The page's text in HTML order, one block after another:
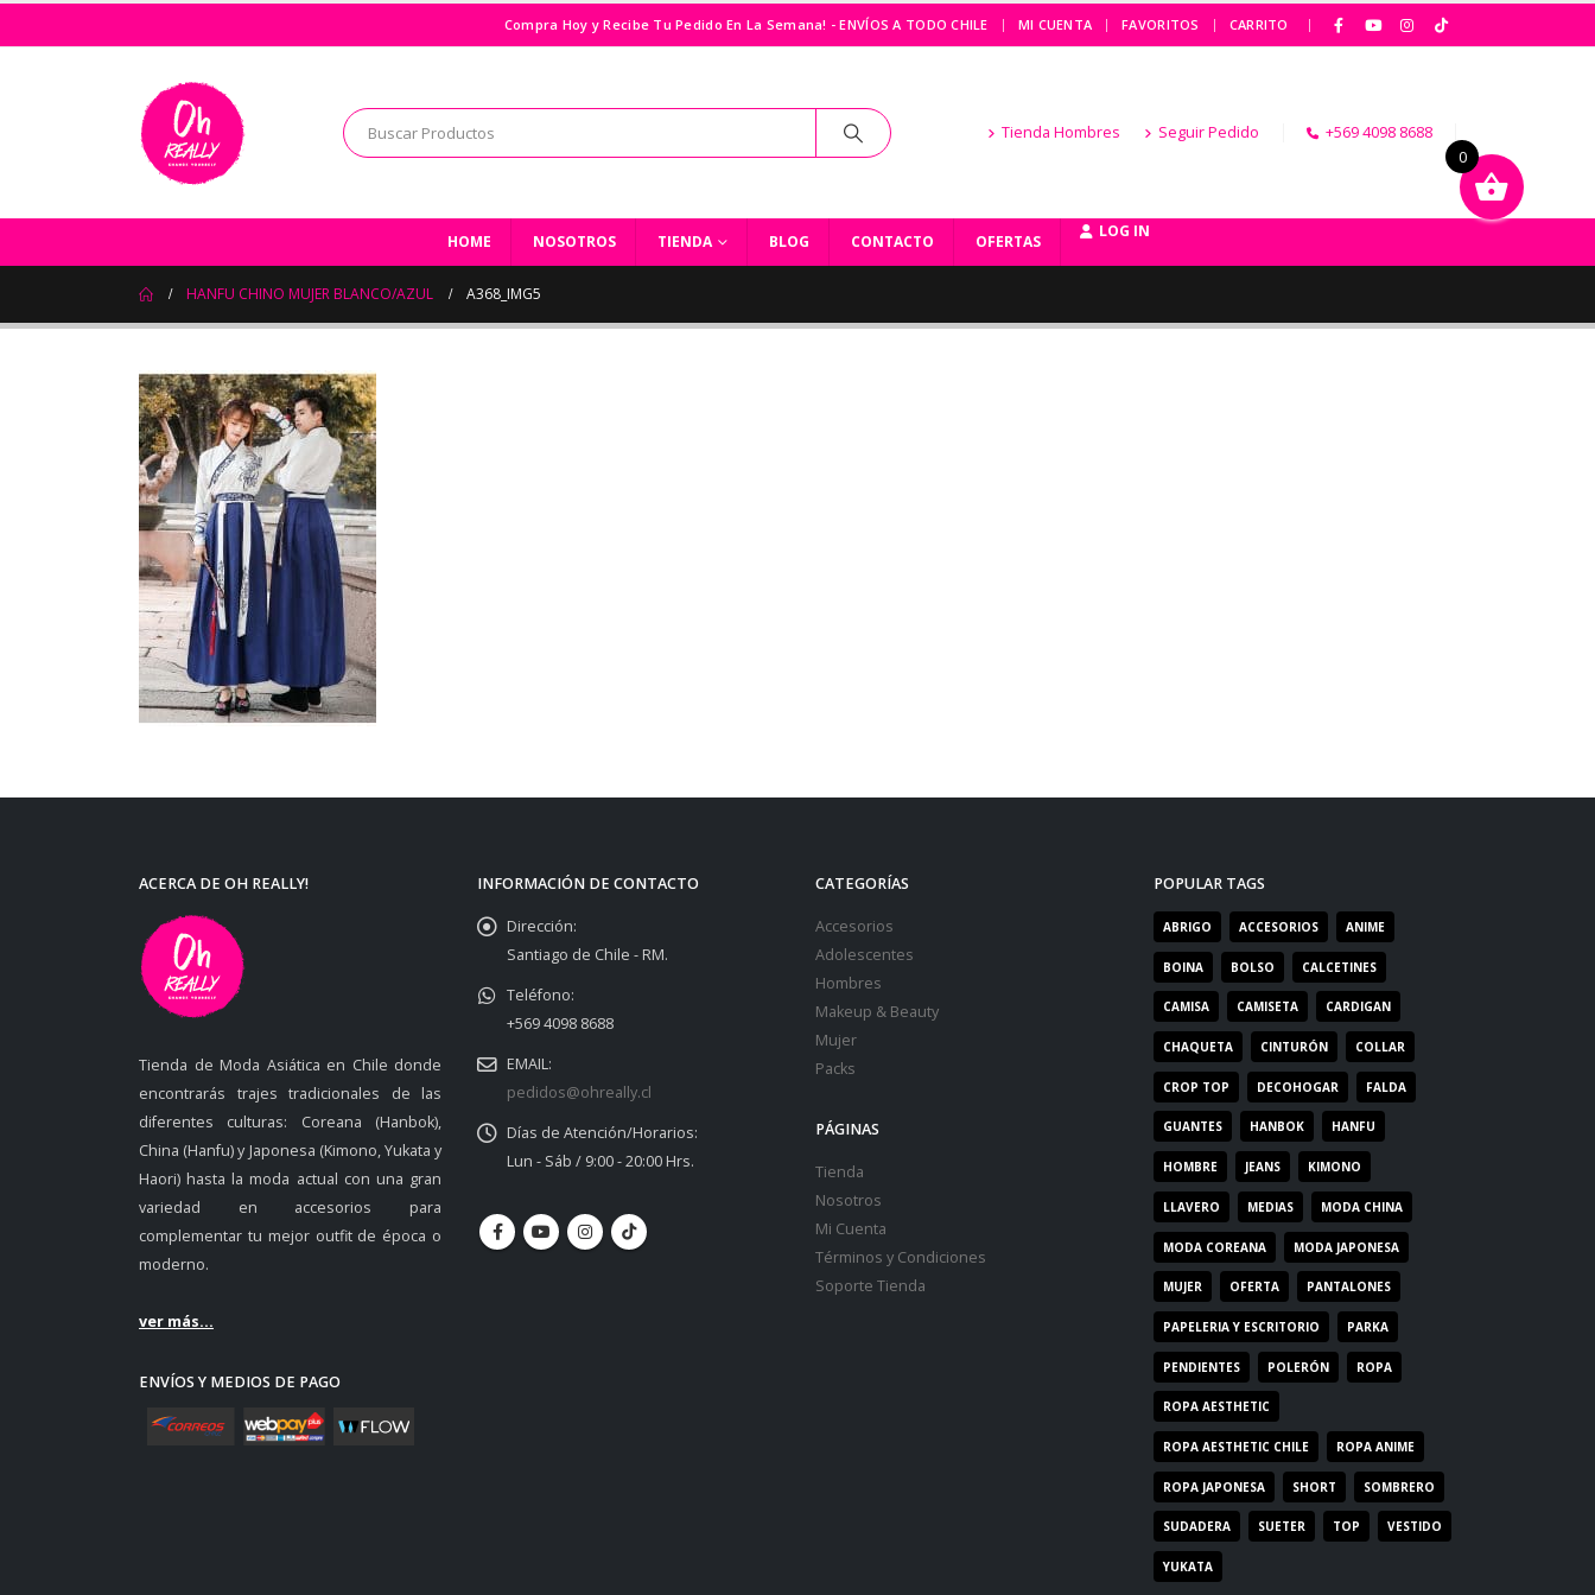
Compra Hoy y Recibe Tu Pedido En La Semana! - ENVÍOS A TODO CHILE | MI CUENTA FAVORITOS CARRITO |
Tienda Hombres Seguir Pedido +569 4098 8688
HOME NOSOTROS TIENDA BLOG CONTACTO OFERTAS
LOG IN
HANFU CHINO MUJER BLANCO/AZUL A368_IMG5
ACERCA DE OH REALLY!
Tienda de Moda Asiática en Chile donde
encontrarás trajes tradicionales de las
diferentes culturas: Coreana (Hanbok),
China (Hanfu) y Japonesa (Kimono, Yukata y
Haori) hasta la moda actual con una gran
variedad en accesorios para
complementar tu mejor outfit de época o
moderno.
ver más...
ENVÍOS Y MEDIOS DE PAGO
INFORMACIÓN DE CONTACTO
Dirección:
Santiago de Chile - RM.
Teléfono:
+569 4098 8688
EMAIL:
pedidos@ohreally.cl
Días de Atención/Horarios:
Lun - Sáb / 9:00 - 20:00 Hrs.
CATEGORÍAS
Accesorios
Adolescentes
Hombres
Makeup & Beauty
Mujer
Packs
PÁGINAS
Tienda
Nosotros
Mi Cuenta
Términos y Condiciones
Soporte Tienda
POPULAR TAGS
ABRIGO ACCESORIOS ANIME
BOINA BOLSO CALCETINES
CAMISA CAMISETA CARDIGAN
CHAQUETA CINTURÓN COLLAR
CROP TOP DECOHOGAR FALDA
GUANTES HANBOK HANFU
HOMBRE JEANS KIMONO
LLAVERO MEDIAS MODA CHINA
MODA COREANA MODA JAPONESA
MUJER OFERTA PANTALONES
PAPELERIA Y ESCRITORIO PARKA
PENDIENTES POLERÓN ROPA
ROPA AESTHETIC
ROPA AESTHETIC CHILE ROPA ANIME
ROPA JAPONESA SHORT SOMBRERO
SUDADERA SUETER TOP VESTIDO
YUKATA
0